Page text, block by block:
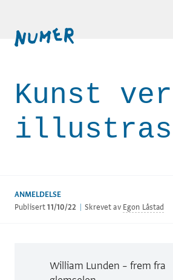
Kunst
ANMELDELSE
Publisert11/10/22 Skrevet av Egon Låstad
William Lunden – frem fra